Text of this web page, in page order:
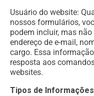
Usuário do website:
nossos formulários,
podem incluir, mas
endereço de e-mail,
cargo. Essa
resposta aos
websites.
Tipos de